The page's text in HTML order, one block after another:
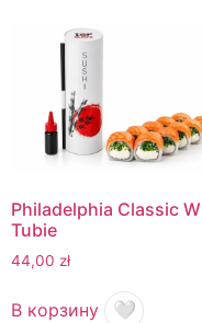
Philadelphia Classic W
Tubie
44,00 zł
В корзину 🤍